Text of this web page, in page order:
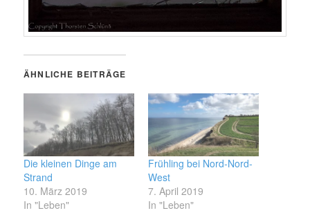
ÄHNLICHE BEITRÄGE
Die kleinen Dinge am
Strand
10. März 2019
In "Leben"
Frühling bei Nord-Nord-
West
7. April 2019
In "Leben"